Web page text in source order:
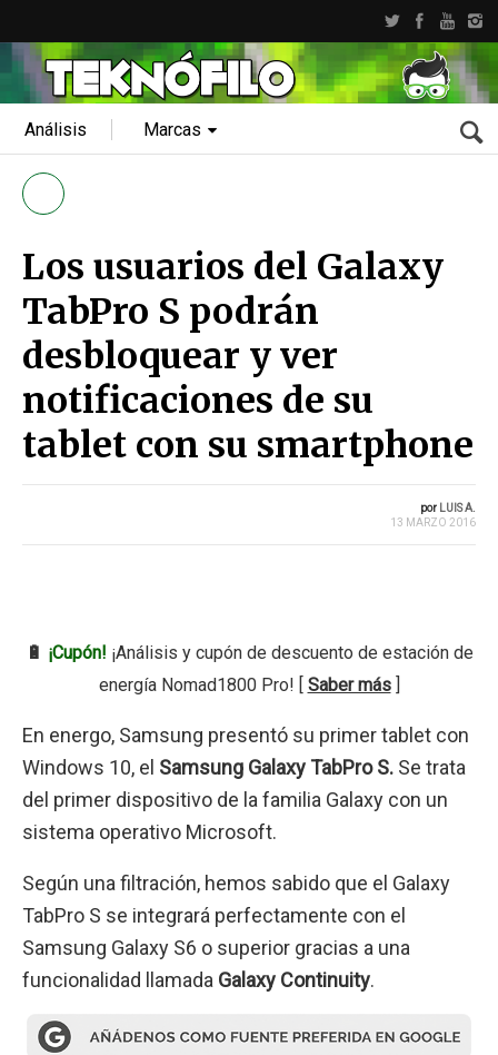
Análisis Marcas
Los usuarios del Galaxy
TabPro S podrán
desbloquear y ver
notificaciones de su
tablet con su smartphone
por LUIS A.
13 MARZO 2016
🔋 ¡Cupón! ¡Análisis y cupón de descuento de estación de
energía Nomad1800 Pro! [ Saber más]
En energo, Samsung presentó su primer tablet con
Windows 10, el Samsung Galaxy TabPro S. Se trata
del primer dispositivo de la familia Galaxy con un
sistema operativo Microsoft.
Según una filtración, hemos sabido que el Galaxy
TabPro S se integrará perfectamente con el
Samsung Galaxy S6 o superior gracias a una
funcionalidad llamada Galaxy Continuity.